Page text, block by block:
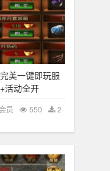
美一键即玩服
活动全开
2
550
员